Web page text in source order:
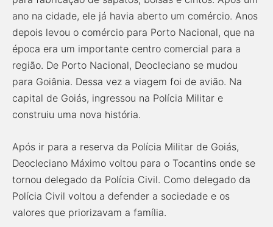
ano na cidade, ele já havia aberto um comércio. Anos
depois levou o comércio para Porto Nacional, que na
época era um importante centro comercial para a
região. De Porto Nacional, Deocleciano se mudou
para Goiânia. Dessa vez a viagem foi de avião. Na
capital de Goiás, ingressou na Polícia Militar e
construiu uma nova história.
Após ir para a reserva da Polícia Militar de Goiás,
Deocleciano Máximo voltou para o Tocantins onde se
tornou delegado da Polícia Civil. Como delegado da
Polícia Civil voltou a defender a sociedade e os
valores que priorizavam a família.